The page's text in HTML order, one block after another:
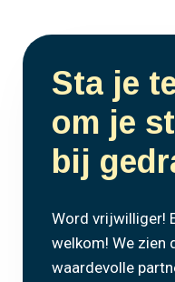
Sta je
om je
bij
Word vrijwilliger!
welkom! We zien
waardevolle